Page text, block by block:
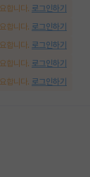
합니다. 로그인하기
합니다. 로그인하기
합니다. 로그인하기
합니다. 로그인하기
합니다. 로그인하기